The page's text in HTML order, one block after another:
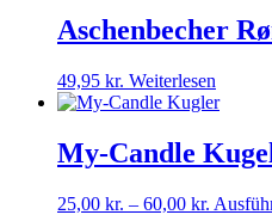
Aschenbecher
49,95 kr. Weiterlesen
My-Candle
25,00 kr. – 60,00 kr.